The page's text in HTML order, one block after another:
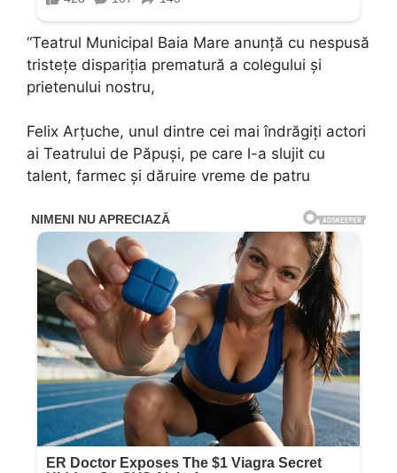
“Teatrul Municipal Baia Mare anunță cu nespusă
tristețe dispariția prematură a colegului și
prietenului nostru,
Felix Arțuche, unul dintre cei mai îndrăgiți actori
ai Teatrului de Păpuși, pe care l-a slujit cu
talent, farmec și dăruire vreme de patru